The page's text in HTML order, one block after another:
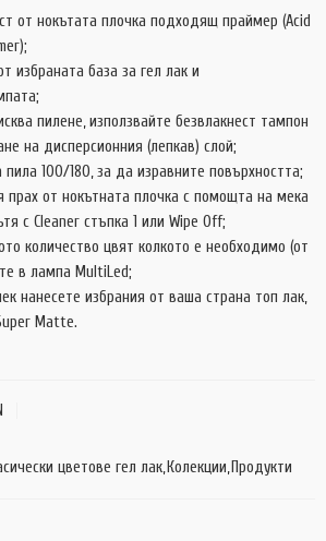
от нокътата плочка подходящ праймер (Acid
избраната база за гел лак и
пилене, използвайте безвлакнест тампон
на дисперсионния (лепкав) слой;
100/180, за да изравните повърхността;
прах от нокътната плочка с помощта на мека
с Cleaner стъпка 1 или Wipe Off;
количество цвят колкото е необходимо (от
в лампа MultiLed;
нанесете избрания от ваша страна топ лак,
Matte.
цветове гел лак, Колекции, Продукти